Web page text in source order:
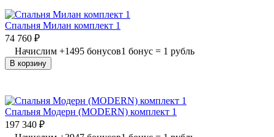
Спальня Милан комплект 1
74 760 ₽
Начислим +1495 бонусов1 бонус = 1 рубль
В корзину
Спальня Модерн (MODERN) комплект 1
197 340 ₽